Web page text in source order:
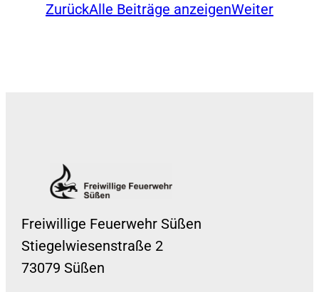
ZurückAlle Beiträge anzeigenWeiter
Freiwillige Feuerwehr Süßen
Stiegelwiesenstraße 2
73079 Süßen